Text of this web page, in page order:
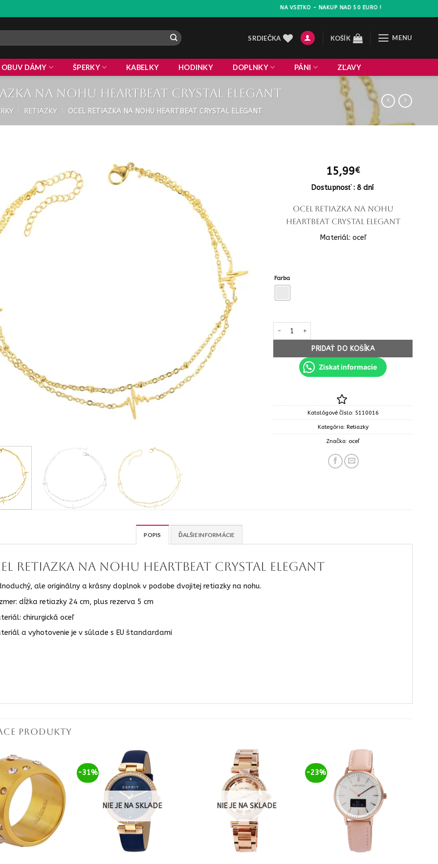
ZLAVA 10% NA VSETKO - NAKUP NAD 50 EURO !
SRDIEČKA KOŠÍK MENU
OBUV DÁMY ŠPERKY KABELKY HODINKY DOPLNKY PÁNI ZĽAVY
na nohu Heartbeat crystal elegant
RETIAZKY OCEL RETIAZKA NA NOHU HEARTBEAT CRYSTAL ELEGANT
15,99€
Dostupnosť : 8 dní
OCEL Retiazka na nohu
Heartbeat crystal elegant
Materiál: oceľ
Farba
PRIDAŤ DO KOŠÍKA
Ziskat informacie
Katalógové číslo: 5110016
Kategória: Retiazky
Značka: oceľ
POPIS ĎALŠIE INFORMÁCIE
Retiazka na nohu Heartbeat crystal elegant
ale originálny a krásny doplnok v podobe dvojitej retiazky na nohu.
dĺžka retiazky 24 cm, plus rezerva 5 cm
chirurgická oceľ
a vyhotovenie je v súlade s EU štandardami
PRODUKTY
-31%
NIE JE NA SKLADE NIE JE NA SKLADE
-23%